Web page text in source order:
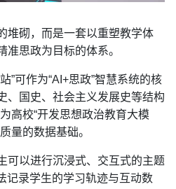
堆砌，而是一套以重塑教学体
准思政为目标的体系。
”可作为“AI+思政”智慧系统的核
、国史、社会主义发展史等结构
高校“开发思想政治教育大模
量的数据基础。
可以进行沉浸式、交互式的主题
记录学生的学习轨迹与互动数